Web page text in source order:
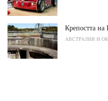
Крепостта
АВСТРАЛИЯ И